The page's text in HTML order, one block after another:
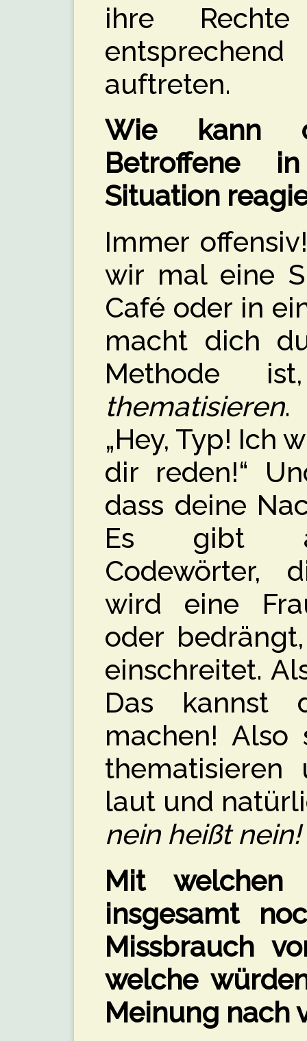
ihre
auftreten.
Wie kann
Betroffene
Situation
Immer
wir mal eine
Café oder in
macht dich
Methode
thematisieren.
„Hey, Typ! Ich
dir reden!“
dass deine
Es gibt
Codewörter,
wird eine
oder
einschreitet.
Das
machen! Also
laut und
nein heißt nein!
Mit welchen
insgesamt
Missbrauch
welche
Meinung nach